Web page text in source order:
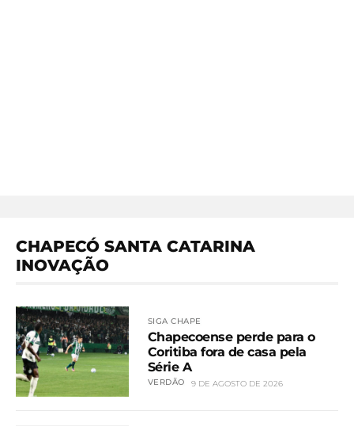
CHAPECÓ SANTA CATARINA
INOVAÇÃO
SIGA CHAPE
Chapecoense perde para o
Coritiba fora de casa pela
Série A
VERDÃO 9 DE AGOSTO DE 2026